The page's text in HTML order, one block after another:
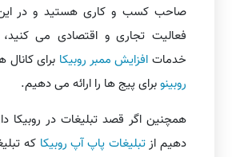
صاحب کسب و کاری هستید و در
فعالیت تجاری و اقتصادی می کنید،
خدمات افزایش ممبر روبیکا برای کانال
روبینوبرای پیج ها را ارائه می دهیم.
همچنین اگر قصد تبلیغات در روبیکا
دهیم ازتبلیغات پاپ آپ روبیکا که